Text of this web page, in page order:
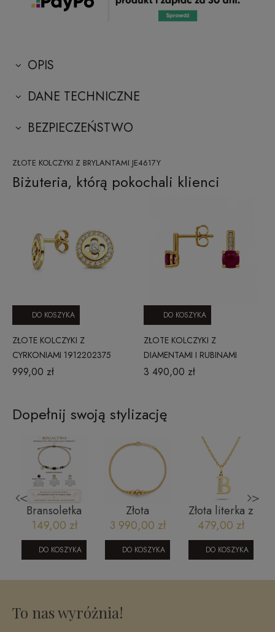
OPIS
DANE TECHNICZNE
BEZPIECZEŃSTWO
ZŁOTE KOLCZYKI Z BRYLANTAMI JE4617Y
Biżuteria, którą pokochali klienci
ZŁOTE KOLCZYKI Z
CYRKONIAMI 1912202375
999,00 zł
DO KOSZYKA
ZŁOTE KOLCZYKI Z
DIAMENTAMI I RUBINAMI
JE4665RBY
3 490,00 zł
DO KOSZYKA
Dopełnij swoją stylizację
<
Bransoletka
na szczęście:
Bogactwo
czarny
turmalin,
cyrtyn, piryt
149,00 zł
DO KOSZYKA
Złota
bransoletka
większe i
mniejsze
kulki
diamentowane
3 990,00 zł
DO KOSZYKA
Złota literka z
cyrkoniami B
479,00 zł
DO KOSZYKA
>
To nas wyróżnia!